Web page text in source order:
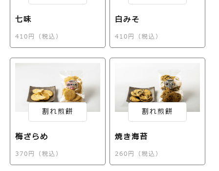
七味
410円（税込）
白みそ
410円（税込）
割れ煎餅
梅ざらめ
370円（税込）
割れ煎餅
焼き海苔
260円（税込）